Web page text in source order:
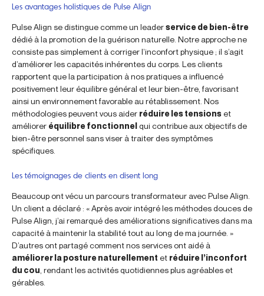
Les avantages holistiques de Pulse Align
Pulse Align se distingue comme un leaderservice de bien-être
dédié à la promotion de la guérison naturelle. Notre approche ne
consiste pas simplement à corriger l’inconfort physique ; il s’agit
d’améliorer les capacités inhérentes du corps. Les clients
rapportent que la participation à nos pratiques a influencé
positivement leur équilibre général et leur bien-être, favorisant
ainsi un environnement favorable au rétablissement. Nos
méthodologies peuvent vous aider réduire les tensionset
améliorer équilibre fonctionnelqui contribue aux objectifs de
bien-être personnel sans viser à traiter des symptômes
spécifiques.
Les témoignages de clients en disent long
Beaucoup ont vécu un parcours transformateur avec Pulse Align.
Un client a déclaré : « Après avoir intégré les méthodes douces de
Pulse Align, j’ai remarqué des améliorations significatives dans ma
capacité à maintenir la stabilité tout au long de ma journée. »
D’autres ont partagé comment nos services ont aidé à
améliorer la posture naturellement et réduire l’inconfort
du cou , rendant les activités quotidiennes plus agréables et
gérables.